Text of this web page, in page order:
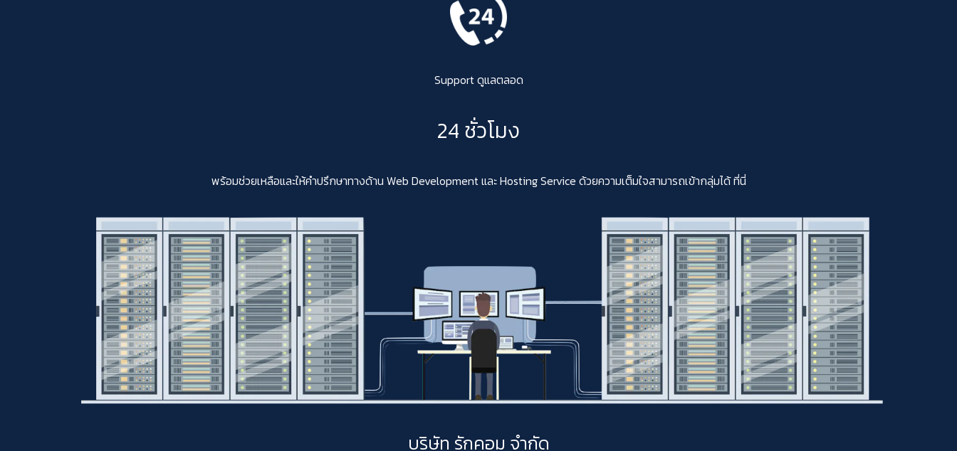
Support ดูแลตลอด
24 ชั่วโมง
พร้อมช่วยเหลือและให้คำปรึกษาทางด้าน Web Development และ Hosting Service ด้วยความเต็มใจสามารถเข้ากลุ่มได้ ที่นี่
บริษัท รักคอม จำกัด